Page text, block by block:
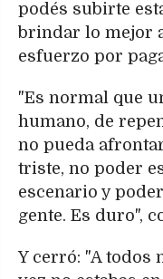
podés subirte
brindar lo mejor
esfuerzo por
"Es normal que
humano, de
no pueda
triste, no poder
escenario y
gente. Es duro",
Y cerró: "A todos